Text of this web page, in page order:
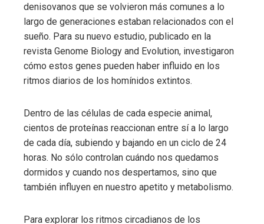
denisovanos que se volvieron más comunes a lo
largo de generaciones estaban relacionados con el
sueño. Para su nuevo estudio, publicado en la
revista Genome Biology and Evolution, investigaron
cómo estos genes pueden haber influido en los
ritmos diarios de los homínidos extintos.
Dentro de las células de cada especie animal,
cientos de proteínas reaccionan entre sí a lo largo
de cada día, subiendo y bajando en un ciclo de 24
horas. No sólo controlan cuándo nos quedamos
dormidos y cuando nos despertamos, sino que
también influyen en nuestro apetito y metabolismo.
Para explorar los ritmos circadianos de los